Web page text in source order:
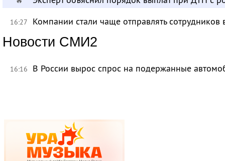
16:27 Компании стали чаще отправлять сотрудников
Новости СМИ2
16:16 В России вырос спрос на подержанные